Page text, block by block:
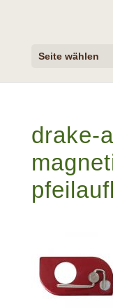
Seite wählen
drake-